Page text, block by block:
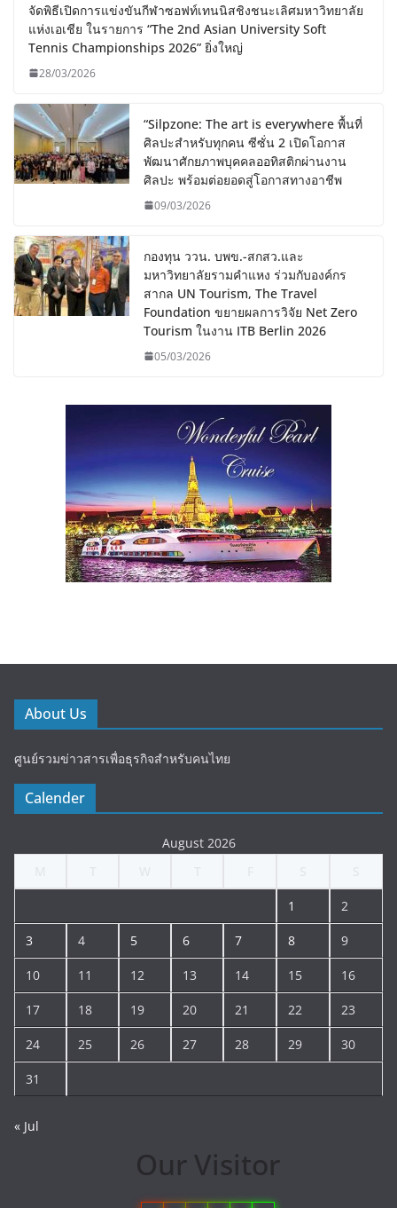
จัดพิธีเปิดการแข่งขันกีฬาซอฟท์เทนนิสชิงชนะเลิศมหาวิทยาลัย
แห่งเอเชีย ในรายการ “The 2nd Asian University Soft
Tennis Championships 2026” ยิ่งใหญ่
28/03/2026
“Silpzone: The art is everywhere พื้นที่
ศิลปะสำหรับทุกคน ซีซั่น 2 เปิดโอกาส
พัฒนาศักยภาพบุคคลออทิสติกผ่านงาน
ศิลปะ พร้อมต่อยอดสู่โอกาสทางอาชีพ
09/03/2026
กองทุน ววน. บพข.-สกสว.และ
มหาวิทยาลัยรามคำแหง ร่วมกับองค์กร
สากล UN Tourism, The Travel
Foundation ขยายผลการวิจัย Net Zero
Tourism ในงาน ITB Berlin 2026
05/03/2026
About Us
ศูนย์รวมข่าวสารเพื่อธุรกิจสำหรับคนไทย
Calender
August 2026
1 2
3 4 5 6 7 8 9
10 11 12 13 14 15 16
17 18 19 20 21 22 23
24 25 26 27 28 29 30
31
« Jul
Our Visitor